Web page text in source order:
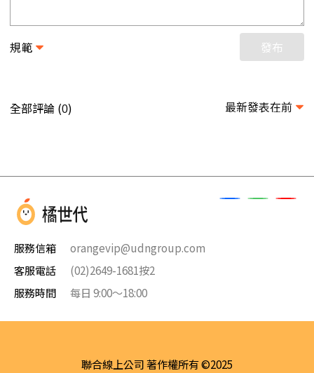
規範 發布
全部評論 (0) 最新發表在前
服務信箱
orangevip@udngroup.com
客服電話
(02)2649-1681按2
服務時間
每日 9:00～18:00
聯合線上公司 著作權所有 ©2025